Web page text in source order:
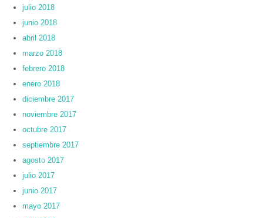
julio 2018
junio 2018
abril 2018
marzo 2018
febrero 2018
enero 2018
diciembre 2017
noviembre 2017
octubre 2017
septiembre 2017
agosto 2017
julio 2017
junio 2017
mayo 2017